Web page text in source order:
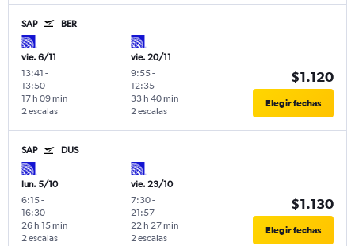
SAP BER
vie. 6/11
13:41 -
13:50
2 escalas
17 h 09 min
vie. 20/11
9:55-
12:35
2 escalas
33 h 40 min
$1.120
Elegir fechas
SAP DUS
lun. 5/10
6:15-
16:30
2 escalas
26 h 15 min
vie. 23/10
7:30-
21:57
2 escalas
22 h 27 min
$1.130
Elegir fechas